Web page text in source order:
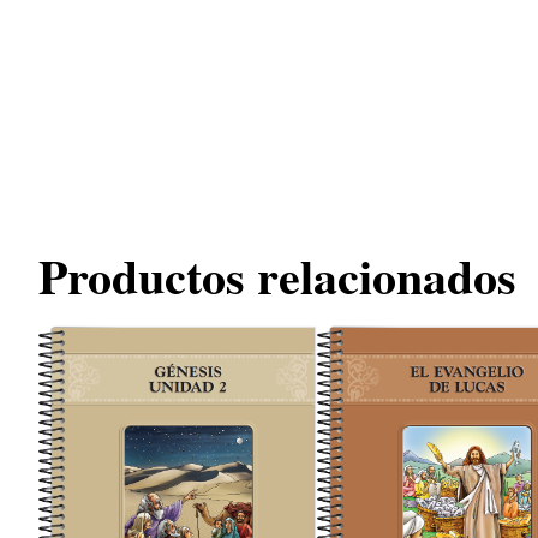
Productos relacionados